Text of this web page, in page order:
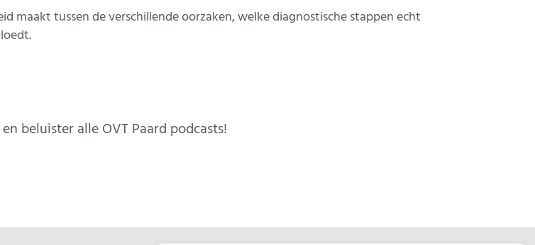
maakt tussen de verschillende oorzaken, welke diagnostische stappen echt
beluister alle OVT Paard podcasts!